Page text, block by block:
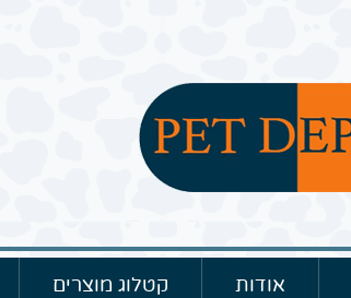
אודות קטלוג מוצרים